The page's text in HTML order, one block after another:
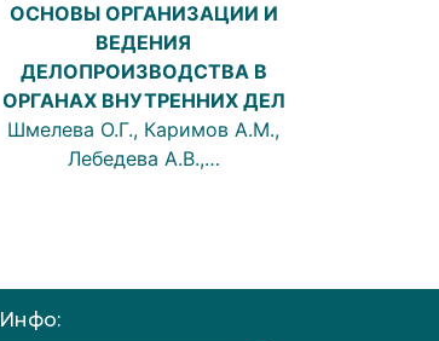
ОСНОВЫ ОРГАНИЗАЦИИ И
ВЕДЕНИЯ
ДЕЛОПРОИЗВОДСТВА В
ОРГАНАХ ВНУТРЕННИХ ДЕЛ
Шмелева О.Г., Каримов А.М.,
Лебедева А.В.,…
Инфо: